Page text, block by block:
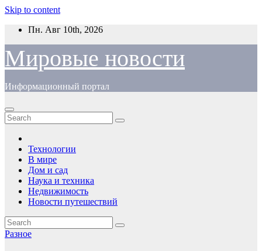
Skip to content
Пн. Авг 10th, 2026
Мировые новости
Информационный портал
Технологии
В мире
Дом и сад
Наука и техника
Недвижимость
Новости путешествий
Разное